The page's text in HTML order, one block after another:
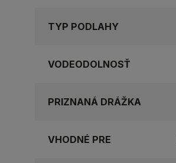
TYP PODLAHY
VODEODOLNOSŤ
PRIZNANÁ DRÁŽKA
VHODNÉ PRE